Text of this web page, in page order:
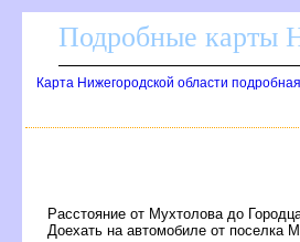
Подробные карты
Карта Нижегородской области подробная
Расстояние от Мухтолова до
Доехать на автомобиле от поселка